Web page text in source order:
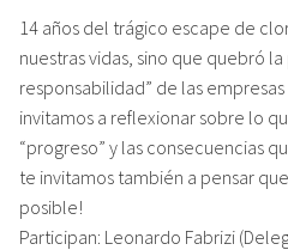
14 años del trágico escape de
nuestras vidas, sino que quebró
responsabilidad” de las
invitamos a reflexionar sobre lo
“progreso” y las consecuencias
te invitamos también a pensar
posible!
Participan: Leonardo Fabrizi